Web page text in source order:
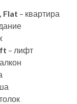
Flat – квартира
– лифт